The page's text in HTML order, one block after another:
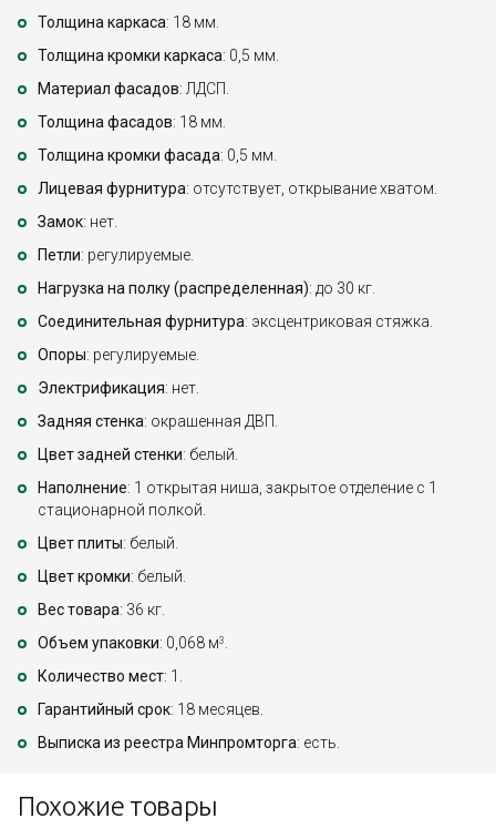
Толщина каркаса: 18 мм.
Толщина кромки каркаса: 0,5 мм.
Материал фасадов: ЛДСП.
Толщина фасадов: 18 мм.
Толщина кромки фасада: 0,5 мм.
Лицевая фурнитура: отсутствует, открывание хватом.
Замок: нет.
Петли: регулируемые.
Нагрузка на полку (распределенная): до 30 кг.
Соединительная фурнитура: эксцентриковая стяжка.
Опоры: регулируемые.
Электрификация: нет.
Задняя стенка: окрашенная ДВП.
Цвет задней стенки: белый.
Наполнение: 1 открытая ниша, закрытое отделение с 1
стационарной полкой.
Цвет плиты: белый.
Цвет кромки: белый.
Вес товара: 36 кг.
Объем упаковки: 0,068 м3 .
Количество мест: 1.
Гарантийный срок: 18 месяцев.
Выписка из реестра Минпромторга: есть.
Похожие товары